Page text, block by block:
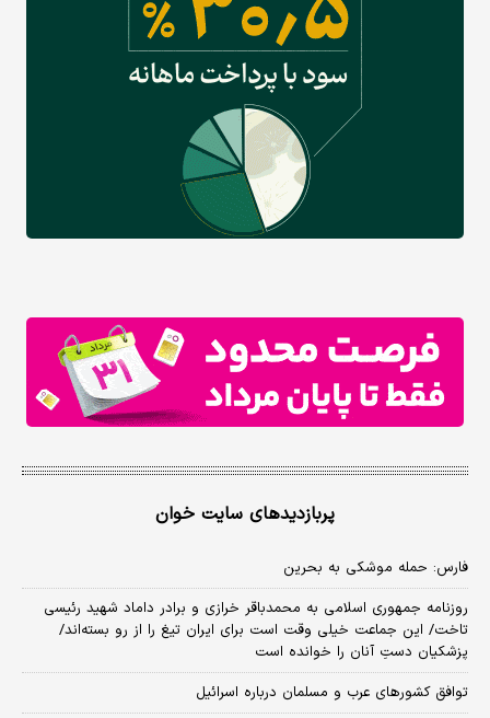
پربازدیدهای سایت خوان
فارس: حمله موشکی به بحرین
روزنامه جمهوری اسلامی به محمدباقر خرازی و برادر داماد شهید رئیسی
تاخت/ این جماعت خیلی وقت است برای ایران تیغ را از رو بسته‌اند/
پزشکیان دستِ آنان را خوانده است
توافق کشورهای عرب و مسلمان درباره اسرائیل